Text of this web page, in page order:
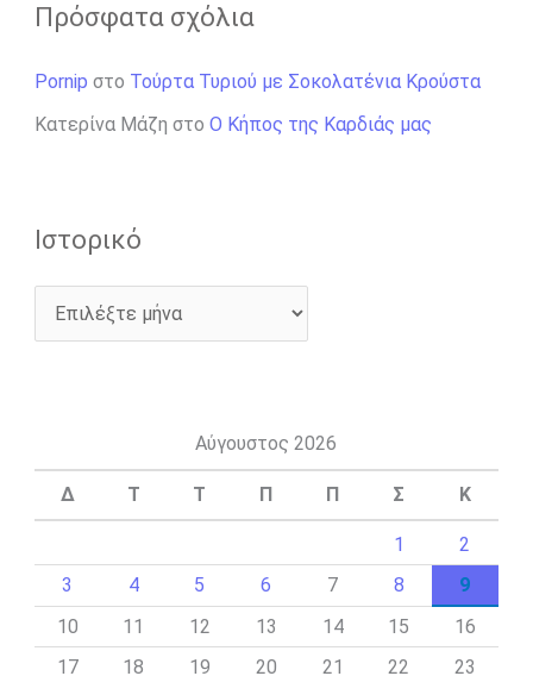
Πρόσφατα σχόλια
Pornip στο Τούρτα Τυριού με Σοκολατένια Κρούστα
Κατερίνα Μάζη στο Ο Κήπος της Καρδιάς μας
Ιστορικό
Αύγουστος 2026
Δ Τ Τ Π Π Σ Κ
1
2
3
4 5 6 7 8
9
10
11 12 13 14 15
16
17
18 19 20 21 22 23